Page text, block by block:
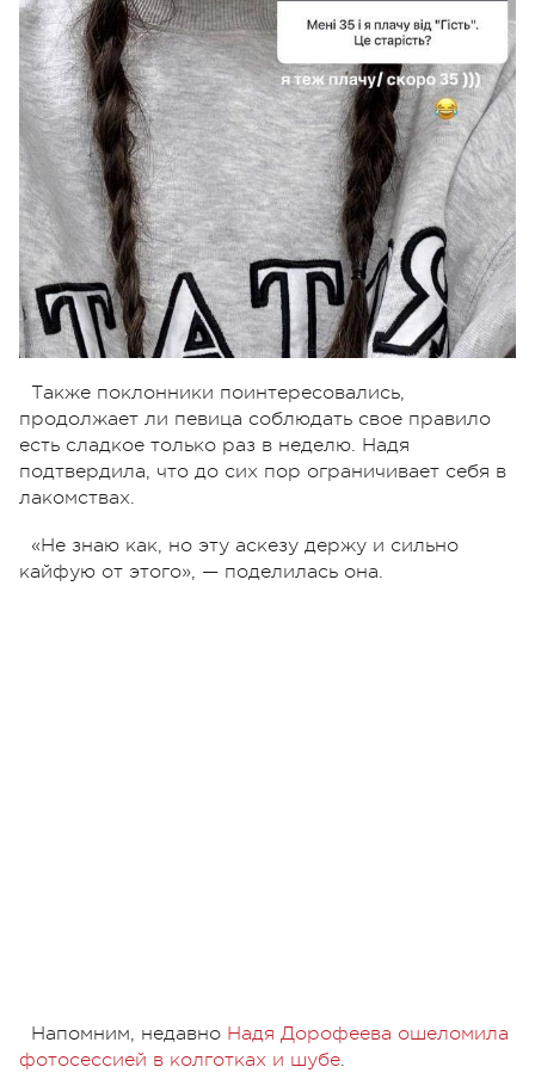
Также поклонники поинтересовались,
продолжает ли певица соблюдать свое правило
есть сладкое только раз в неделю. Надя
подтвердила, что до сих пор ограничивает себя в
лакомствах.
«Не знаю как, но эту аскезу держу и сильно
кайфую от этого», — поделилась она.
Напомним, недавно Надя Дорофеева ошеломила
фотосессией в колготках и шубе.